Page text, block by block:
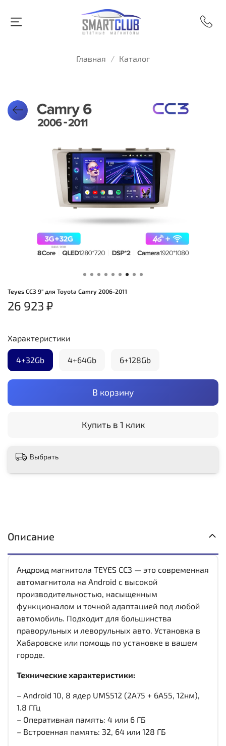
Главная Каталог
Teyes CC3 9" для Toyota Camry 2006-2011
26 923 ₽
В корзину
Купить в 1 клик
Характеристики
4+32Gb 4+64Gb 6+128Gb
Выбрать
Описание
Андроид магнитола TEYES CC3 — это современная
автомагнитола на Android с высокой
производительностью, насыщенным
функционалом и точной адаптацией под любой
автомобиль. Подходит для большинства
праворульных и леворульных авто. Установка в
Хабаровске или помощь по установке в вашем
городе.
Технические характеристики:
– Android 10, 8 ядер UMS512 (2A75 + 6A55, 12нм),
1.8 ГГц
– Оперативная память: 4 или 6 ГБ
– Встроенная память: 32, 64 или 128 ГБ